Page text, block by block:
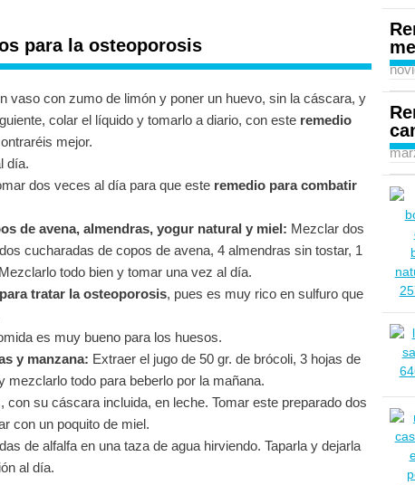
para la osteoporosis
vaso con zumo de limón y poner un huevo, sin la cáscara, y
colar el líquido y tomarlo a diario, con este remedio
mejor.
día.
dos veces al día para que este remedio para combatir
de avena, almendras, yogur natural y miel: Mezclar dos
cucharadas de copos de avena, 4 almendras sin tostar, 1
todo bien y tomar una vez al día.
tratar la osteoporosis, pues es muy rico en sulfuro que
es muy bueno para los huesos.
y manzana: Extraer el jugo de 50 gr. de brócoli, 3 hojas de
todo para beberlo por la mañana.
con su cáscara incluida, en leche. Tomar este preparado dos
con un poquito de miel.
de alfalfa en una taza de agua hirviendo. Taparla y dejarla
al día.